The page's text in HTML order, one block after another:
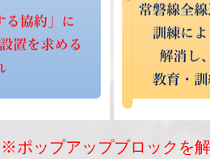
※ポップアップブロックを